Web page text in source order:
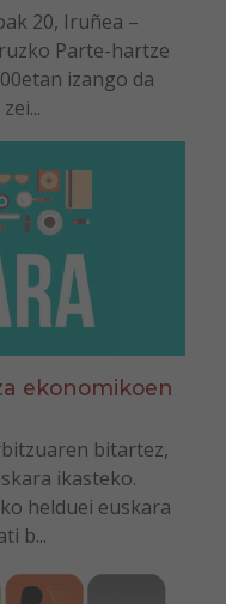
20, Iruñea –
Parte-hartze
izango da
ekonomikoen
bitartez,
ikasteko.
helduei euskara
b...